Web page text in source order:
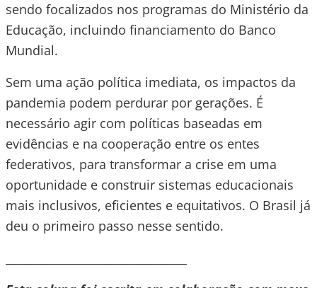
sendo focalizados nos programas do Ministério da
Educação, incluindo financiamento do Banco
Mundial.
Sem uma ação política imediata, os impactos da
pandemia podem perdurar por gerações. É
necessário agir com políticas baseadas em
evidências e na cooperação entre os entes
federativos, para transformar a crise em uma
oportunidade e construir sistemas educacionais
mais inclusivos, eficientes e equitativos. O Brasil já
deu o primeiro passo nesse sentido.